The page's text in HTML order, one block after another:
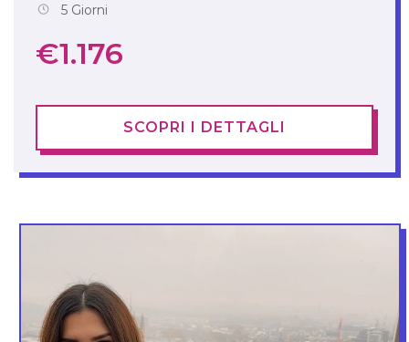
5 Giorni
€1.176
SCOPRI I DETTAGLI